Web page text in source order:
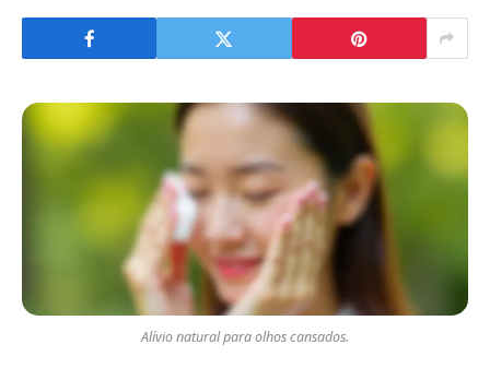
Alívio natural para olhos cansados.